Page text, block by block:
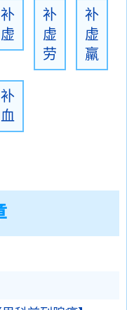
补
虚
补
虚
劳
补
虚
羸
补
血